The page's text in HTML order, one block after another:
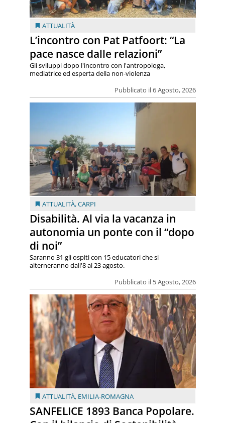
ATTUALITÀ
L’incontro con Pat Patfoort: “La
pace nasce dalle relazioni”
Pubblicato il 6 Agosto, 2026
Gli sviluppi dopo l'incontro con l'antropologa,
mediatrice ed esperta della non-violenza
ATTUALITÀ,CARPI
Disabilità. Al via la vacanza in
autonomia un ponte con il “dopo
di noi”
Pubblicato il 5 Agosto, 2026
Saranno 31 gli ospiti con 15 educatori che si
alterneranno dall'8 al 23 agosto.
ATTUALITÀ, EMILIA-ROMAGNA
SANFELICE 1893 Banca Popolare.